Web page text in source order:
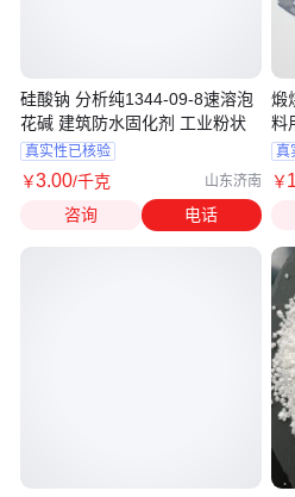
硅酸钠 分析纯1344-09-8速溶泡
花碱 建筑防水固化剂 工业粉状
真实性已核验
￥3.00/千克 山东济南
咨询 电话
煅
料
真
￥